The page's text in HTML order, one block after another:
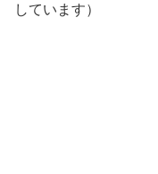
しています）